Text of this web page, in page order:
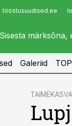
tööstusuudised.ee
Galeriid